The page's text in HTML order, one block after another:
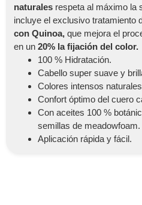
naturalesrespeta al máximo la
incluye el exclusivo tratamiento
con Quinoa,que mejora el
en un 20% la fijación del color.
100 % Hidratación.
Cabello super suave y
Colores intensos
Confort óptimo del cuero
Con aceites 100 %
semillas de meadowfoam.
Aplicación rápida y fácil.